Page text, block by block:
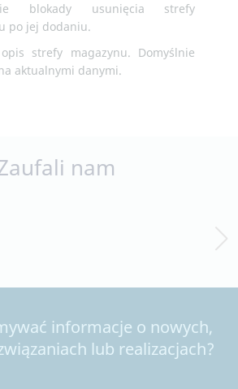
blokady usunięcia strefy
po jej dodaniu.
strefy magazynu. Domyślnie
aktualnymi danymi.
nam
informacje o nowych,
lub realizacjach?